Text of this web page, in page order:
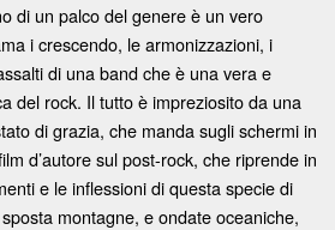
di un palco del genere è un vero
i crescendo, le armonizzazioni, i
di una band che è una vera e
del rock. Il tutto è impreziosito da una
di grazia, che manda sugli schermi in
d’autore sul post-rock, che riprende in
e le inflessioni di questa specie di
montagne, e ondate oceaniche,